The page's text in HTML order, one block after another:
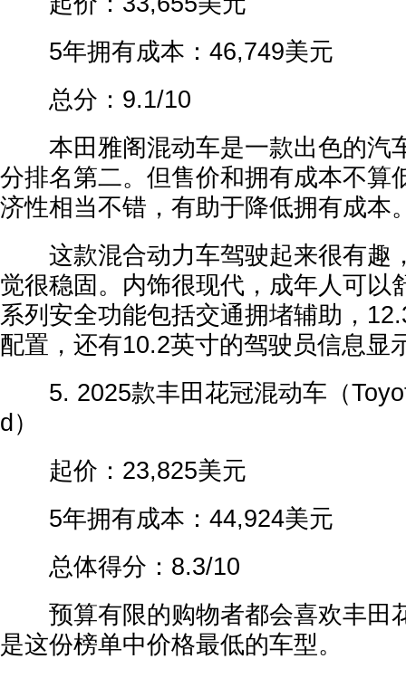
5年拥有成本：46,749美元
总分：9.1/10
本田雅阁混动车是一款出色的汽
分排名第二。但售价和拥有成本不算
济性相当不错，有助于降低拥有成本
这款混合动力车驾驶起来很有趣
觉很稳固。内饰很现代，成年人可以
系列安全功能包括交通拥堵辅助，
配置，还有10.2英寸的驾驶员信息显
5. 2025款丰田花冠混动车（
d）
起价：23,825美元
5年拥有成本：44,924美元
总体得分：8.3/10
预算有限的购物者都会喜欢丰田
是这份榜单中价格最低的车型。